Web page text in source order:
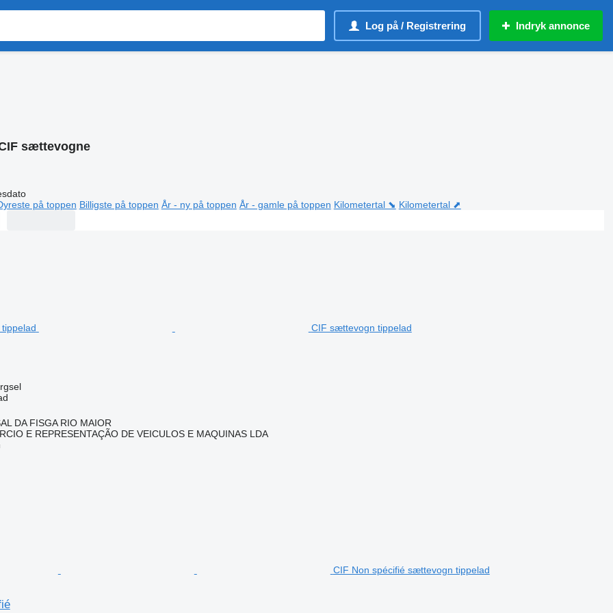
Log på / Registrering Indryk annonce
sættevogne
på toppen Billigste på toppen År - ny på toppen År - gamle på toppen Kilometertal ⬊ Kilometertal ⬈
CIF sættevogn tippelad
DA FISGA RIO MAIOR
E REPRESENTAÇÃO DE VEICULOS E MAQUINAS LDA
CIF Non spécifié sættevogn tippelad